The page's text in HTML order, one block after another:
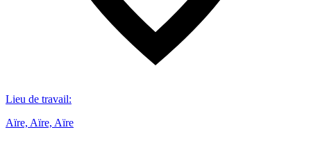
Lieu de travail:
Aïre, Aïre, Aïre